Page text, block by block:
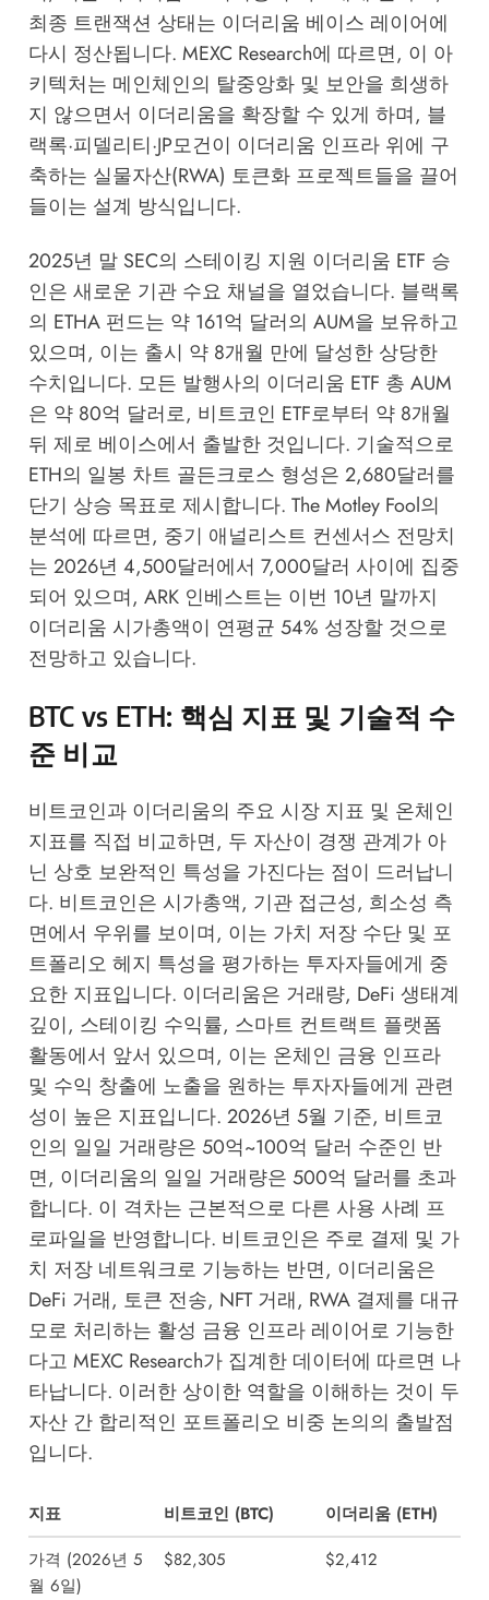
최종 트랜잭션 상태는 이더리움 베이스 레이어에
다시 정산됩니다. MEXC Research에 따르면, 이 아
키텍처는 메인체인의 탈중앙화 및 보안을 희생하
지 않으면서 이더리움을 확장할 수 있게 하며, 블
랙록·피델리티·JP모건이 이더리움 인프라 위에 구
축하는 실물자산(RWA) 토큰화 프로젝트들을 끌어
들이는 설계 방식입니다.
2025년 말 SEC의 스테이킹 지원 이더리움 ETF 승
인은 새로운 기관 수요 채널을 열었습니다. 블랙록
의 ETHA 펀드는 약 161억 달러의 AUM을 보유하고
있으며, 이는 출시 약 8개월 만에 달성한 상당한
수치입니다. 모든 발행사의 이더리움 ETF 총 AUM
은 약 80억 달러로, 비트코인 ETF로부터 약 8개월
뒤 제로 베이스에서 출발한 것입니다. 기술적으로
ETH의 일봉 차트 골든크로스 형성은 2,680달러를
단기 상승 목표로 제시합니다. The Motley Fool의
분석에 따르면, 중기 애널리스트 컨센서스 전망치
는 2026년 4,500달러에서 7,000달러 사이에 집중
되어 있으며, ARK 인베스트는 이번 10년 말까지
이더리움 시가총액이 연평균 54% 성장할 것으로
전망하고 있습니다.
BTC vs ETH: 핵심 지표 및 기술적 수
준 비교
비트코인과 이더리움의 주요 시장 지표 및 온체인
지표를 직접 비교하면, 두 자산이 경쟁 관계가 아
닌 상호 보완적인 특성을 가진다는 점이 드러납니
다. 비트코인은 시가총액, 기관 접근성, 희소성 측
면에서 우위를 보이며, 이는 가치 저장 수단 및 포
트폴리오 헤지 특성을 평가하는 투자자들에게 중
요한 지표입니다. 이더리움은 거래량, DeFi 생태계
깊이, 스테이킹 수익률, 스마트 컨트랙트 플랫폼
활동에서 앞서 있으며, 이는 온체인 금융 인프라
및 수익 창출에 노출을 원하는 투자자들에게 관련
성이 높은 지표입니다. 2026년 5월 기준, 비트코
인의 일일 거래량은 50억~100억 달러 수준인 반
면, 이더리움의 일일 거래량은 500억 달러를 초과
합니다. 이 격차는 근본적으로 다른 사용 사례 프
로파일을 반영합니다. 비트코인은 주로 결제 및 가
치 저장 네트워크로 기능하는 반면, 이더리움은
DeFi 거래, 토큰 전송, NFT 거래, RWA 결제를 대규
모로 처리하는 활성 금융 인프라 레이어로 기능한
다고 MEXC Research가 집계한 데이터에 따르면 나
타납니다. 이러한 상이한 역할을 이해하는 것이 두
자산 간 합리적인 포트폴리오 비중 논의의 출발점
입니다.
지표 비트코인 (BTC)
이더리움 (ETH)
가격 (2026년 5
월 6일)
$82,305 $2,412